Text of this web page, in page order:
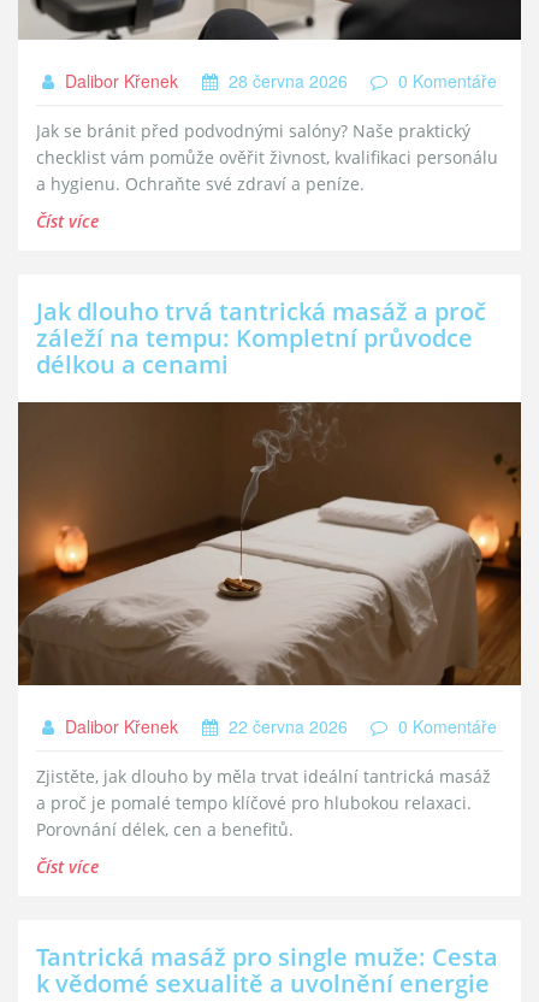
Dalibor Křenek 28 června 2026 0 Komentáře
Jak se bránit před podvodnými salóny? Naše praktický
checklist vám pomůže ověřit živnost, kvalifikaci personálu
a hygienu. Ochraňte své zdraví a peníze.
Číst více
Jak dlouho trvá tantrická masáž a proč
záleží na tempu: Kompletní průvodce
délkou a cenami
Dalibor Křenek 22 června 2026 0 Komentáře
Zjistěte, jak dlouho by měla trvat ideální tantrická masáž
a proč je pomalé tempo klíčové pro hlubokou relaxaci.
Porovnání délek, cen a benefitů.
Číst více
Tantrická masáž pro single muže: Cesta
k vědomé sexualitě a uvolnění energie